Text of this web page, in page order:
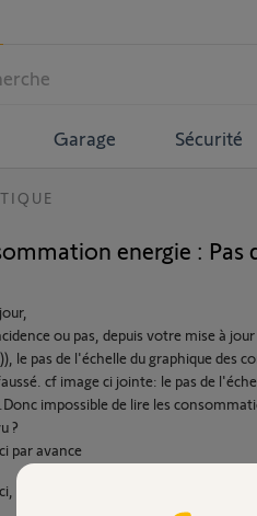
Garage Sécurité
energie : Pas
ou pas, depuis votre mise à
le pas de l'échelle du graphique des
cf image ci jointe: le pas de
impossible de lire les
?
par avance